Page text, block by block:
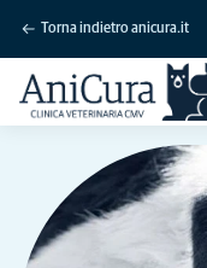
Torna indietro anicura.it